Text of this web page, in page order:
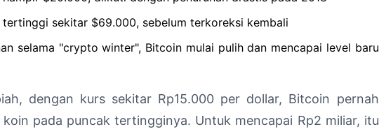
sekitar $69.000, sebelum terkoreksi kembali
selama "crypto winter", Bitcoin mulai pulih dan mencapai level baru
dengan kurs sekitar Rp15.000 per dollar, Bitcoin pernah
pada puncak tertingginya. Untuk mencapai Rp2 miliar, itu